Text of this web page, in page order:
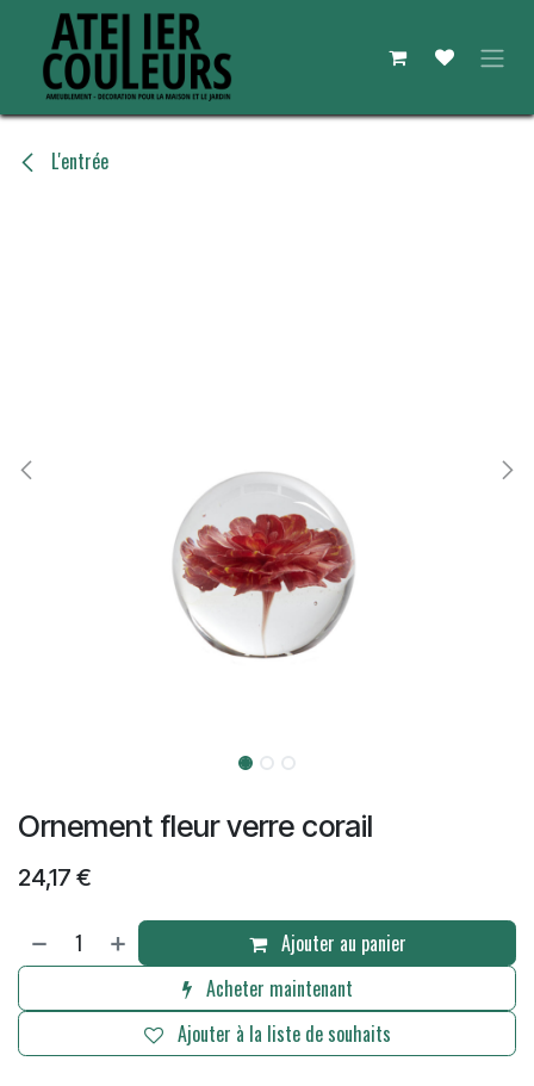
Se rendre au contenu
L'entrée
Ornement fleur verre corail
24,17 €
Ajouter au panier
Acheter maintenant
Ajouter à la liste de souhaits